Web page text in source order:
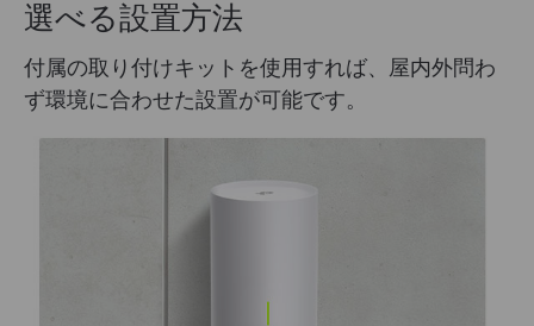
選べる設置方法
付属の取り付けキットを使用すれば、屋内外問わ
ず環境に合わせた設置が可能です。